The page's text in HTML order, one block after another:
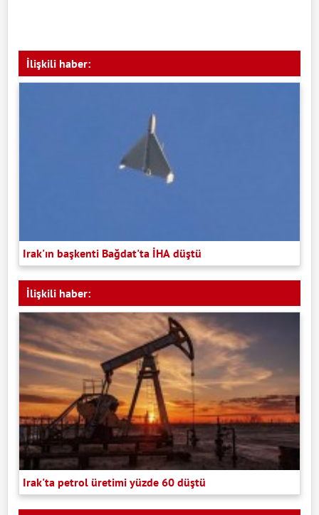
İlişkili haber:
Irak'ın başkenti Bağdat'ta İHA düştü
İlişkili haber:
Irak'ta petrol üretimi yüzde 60 düştü